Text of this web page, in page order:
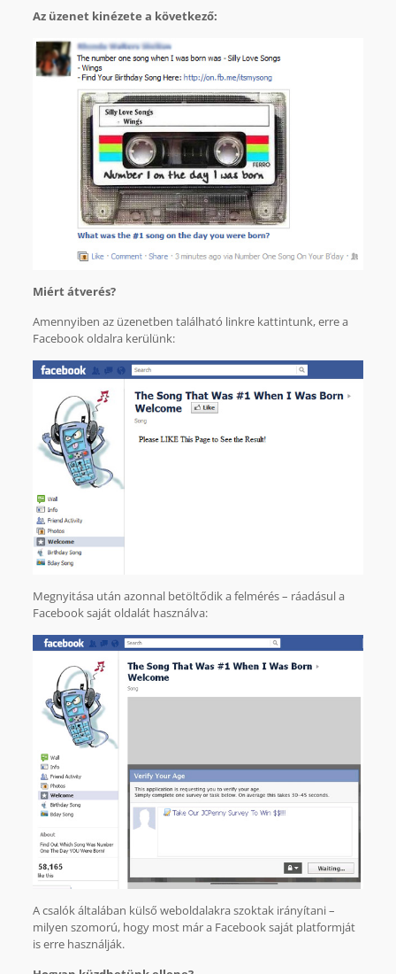
Az üzenet kinézete a következő:
Miért átverés?
Amennyiben az üzenetben található linkre kattintunk, erre a
Facebook oldalra kerülünk:
Megnyitása után azonnal betöltődik a felmérés – ráadásul a
Facebook saját oldalát használva:
A csalók általában külső weboldalakra szoktak irányítani –
milyen szomorú, hogy most már a Facebook saját platformját
is erre használják.